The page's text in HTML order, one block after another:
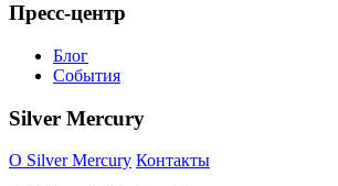
Пресс-центр
Блог
События
Silver Mercury
O Silver Mercury Контакты